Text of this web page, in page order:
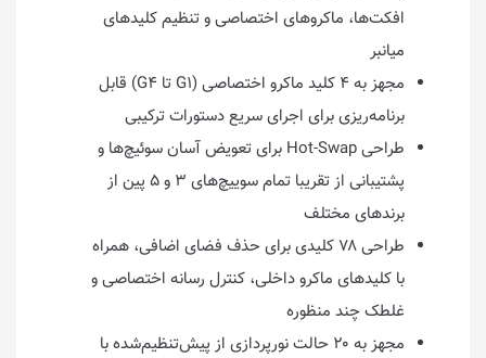
افکت‌ها، ماکروهای اختصاصی و تنظیم کلیدهای
میانبر
مجهز به ۴ کلید ماکرو اختصاصی (G۱ تا G۴) قابل
برنامه‌ریزی برای اجرای سریع دستورات ترکیبی
طراحی Hot-Swap برای تعویض آسان سوئیچ‌ها و
پشتیبانی از تقریبا تمام سوییچ‌های ۳ و ۵ پین از
برندهای مختلف
طراحی ۷۸ کلیدی برای حذف فضای اضافی، همراه
با کلیدهای ماکرو داخلی، کنترل رسانه اختصاصی و
غلطک چند منظوره
مجهز به ۲۰ حالت نورپردازی از پیش‌تنظیم‌شده با